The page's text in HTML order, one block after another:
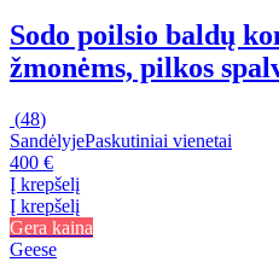
Sodo poilsio baldų
žmonėms, pilkos
(48)
SandėlyjePaskutiniai vienetai
400 €
Į krepšelį
Į krepšelį
Gera kaina
Geese